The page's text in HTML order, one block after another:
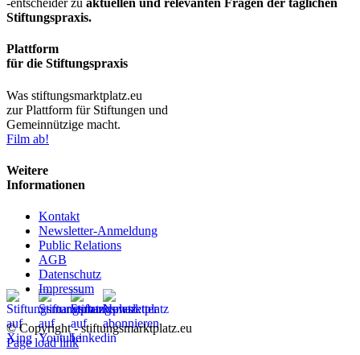
-entscheider zu aktuellen und relevanten Fragen der täglichen
Stiftungspraxis.
Plattform
für die Stiftungspraxis
Was stiftungsmarktplatz.eu
zur Plattform für Stiftungen und
Gemeinnützige macht.
Film ab!
Weitere
Informationen
Kontakt
Newsletter-Anmeldung
Public Relations
AGB
Datenschutz
Impressum
© Copyright - stiftungsmarktplatz.eu
Page load link